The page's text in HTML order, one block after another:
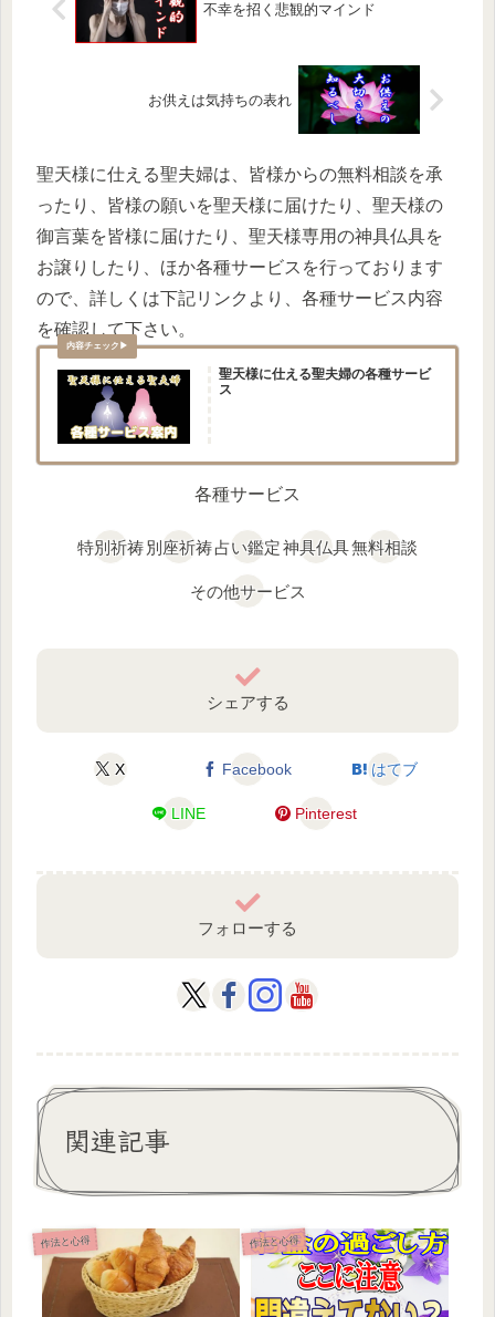
不幸を招く悲観的マインド
お供えは気持ちの表れ
聖天様に仕える聖夫婦は、皆様からの無料相談を承
ったり、皆様の願いを聖天様に届けたり、聖天様の
御言葉を皆様に届けたり、聖天様専用の神具仏具を
お譲りしたり、ほか各種サービスを行っております
ので、詳しくは下記リンクより、各種サービス内容
を確認して下さい。
聖天様に仕える聖夫婦の各種サービ
ス
各種サービス
特別祈祷別座祈祷占い鑑定神具仏具無料相談
その他サービス
シェアする
X Facebook はてブ
LINE Pinterest
フォローする
関連記事
作法と心得 作法と心得